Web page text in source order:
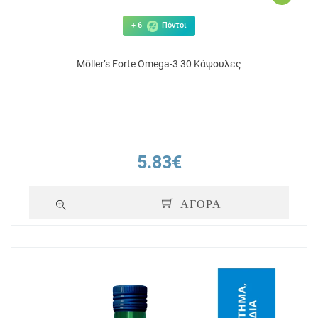
+ 6 Πόντοι
Möller’s Forte Omega-3 30 Κάψουλες
5.83€
ΑΓΟΡΑ